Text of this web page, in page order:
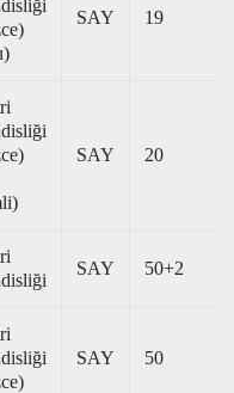
SAY 19
SAY 20
SAY 50+2
SAY 50